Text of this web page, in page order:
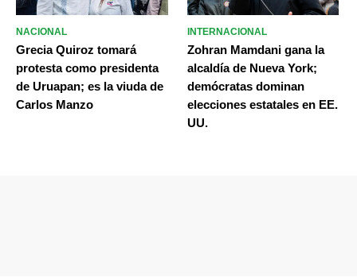
NACIONAL
Grecia Quiroz tomará
protesta como presidenta
de Uruapan; es la viuda de
Carlos Manzo
INTERNACIONAL
Zohran Mamdani gana la
alcaldía de Nueva York;
demócratas dominan
elecciones estatales en EE.
UU.